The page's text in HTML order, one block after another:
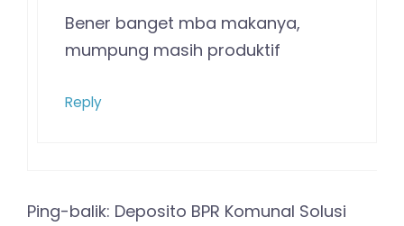
Bener banget mba makanya,
mumpung masih produktif
Reply
Ping-balik: Deposito BPR Komunal Solusi